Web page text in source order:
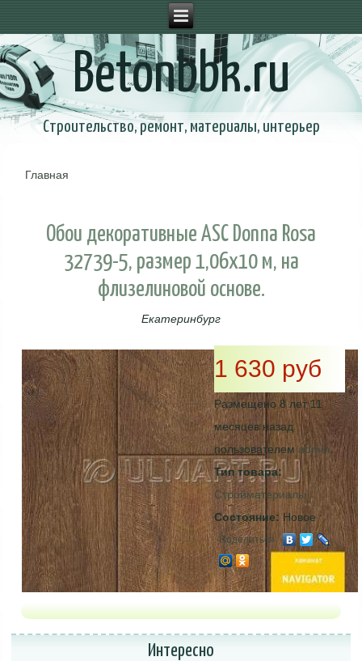
Betonbbk.ru
Строительство, ремонт, материалы, интерьер
Главная
Обои декоративные ASC Donna Rosa
32739-5, размер 1,06х10 м, на
флизелиновой основе.
Екатеринбург
1 630 руб
Размещено 8 лет 11
месяцев назад
пользователем admin
Тип товара:
Стройматериалы
Состояние:Новое
Поделиться
Интересно